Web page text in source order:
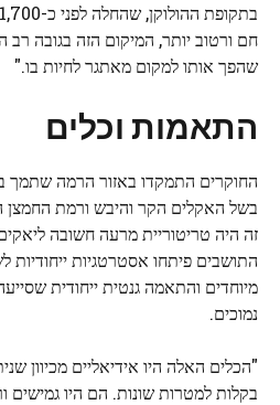
חם ורטוב יותר, המיקום הזה בגובה
שהפך אותו למקום מאתגר לחיות בו."
התאמות וכלים
החוקרים התמקדו באזור הרמה שתמך
בשל האקלים הקר והיבש ורמת החמצן
זה היה טריטוריית מרעה חשובה
התושבים פיתחו אסטרטגיות ייחודיות
מיוחדים והתאמה גנטית ייחודית
נמוכים.
"הכלים האלה היו אידיאליים מכיוון
בקלות למטרות שונות. הם היו גמישים